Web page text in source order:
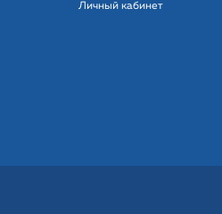
Личный кабинет